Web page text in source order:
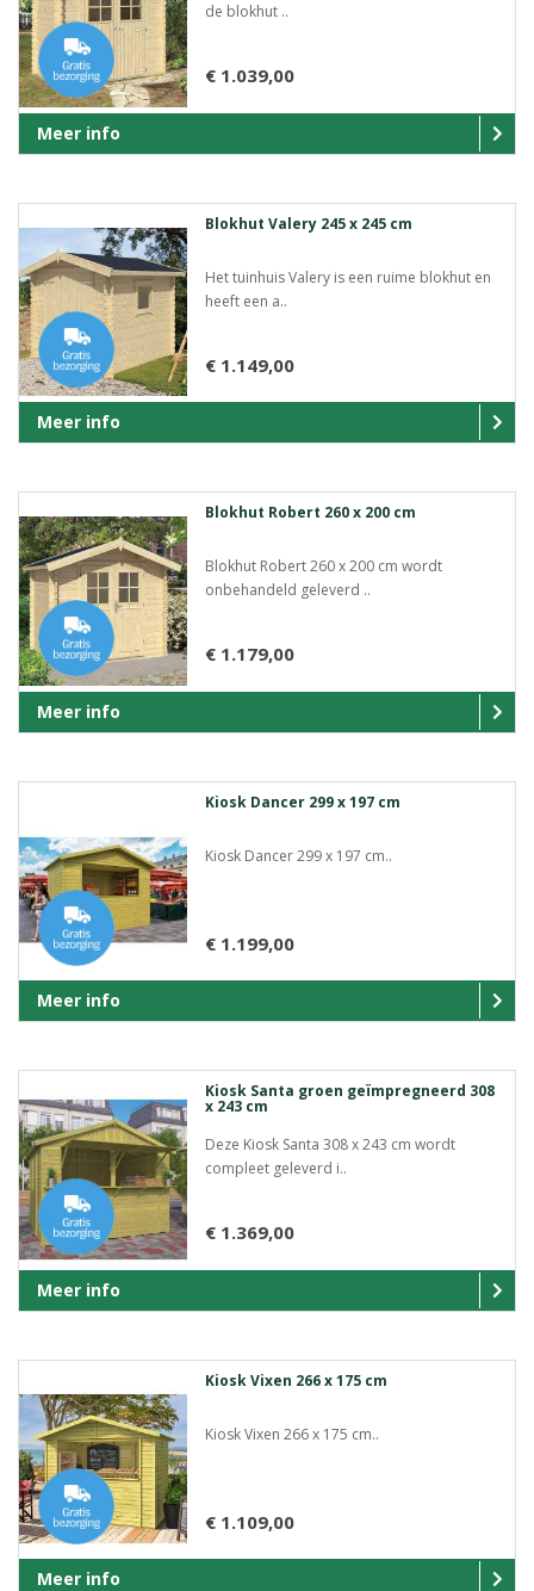
de blokhut ..
€ 1.039,00
Meer info
Blokhut Valery 245 x 245 cm
Het tuinhuis Valery is een ruime blokhut en
heeft een a..
€ 1.149,00
Meer info
Blokhut Robert 260 x 200 cm
Blokhut Robert 260 x 200 cm wordt
onbehandeld geleverd ..
€ 1.179,00
Meer info
Kiosk Dancer 299 x 197 cm
Kiosk Dancer 299 x 197 cm..
€ 1.199,00
Meer info
Kiosk Santa groen geïmpregneerd 308
x 243 cm
Deze Kiosk Santa 308 x 243 cm wordt
compleet geleverd i..
€ 1.369,00
Meer info
Kiosk Vixen 266 x 175 cm
Kiosk Vixen 266 x 175 cm..
€ 1.109,00
Meer info